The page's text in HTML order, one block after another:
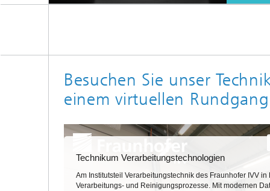
Besuchen Sie unser
einem virtuellen Rundgang